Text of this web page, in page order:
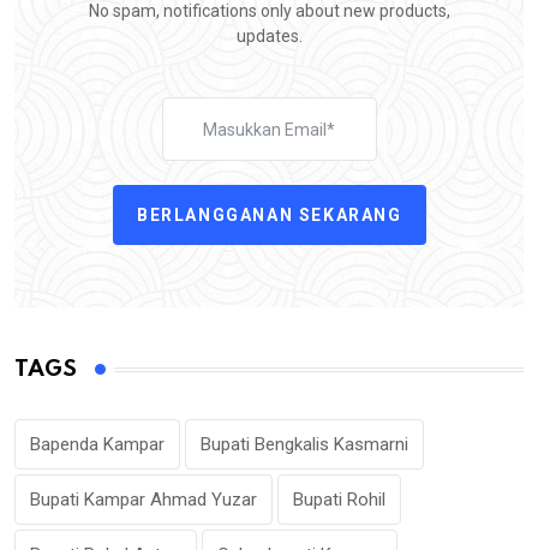
No spam, notifications only about new products,
updates.
BERLANGGANAN SEKARANG
TAGS
Bapenda Kampar Bupati Bengkalis Kasmarni
Bupati Kampar Ahmad Yuzar Bupati Rohil